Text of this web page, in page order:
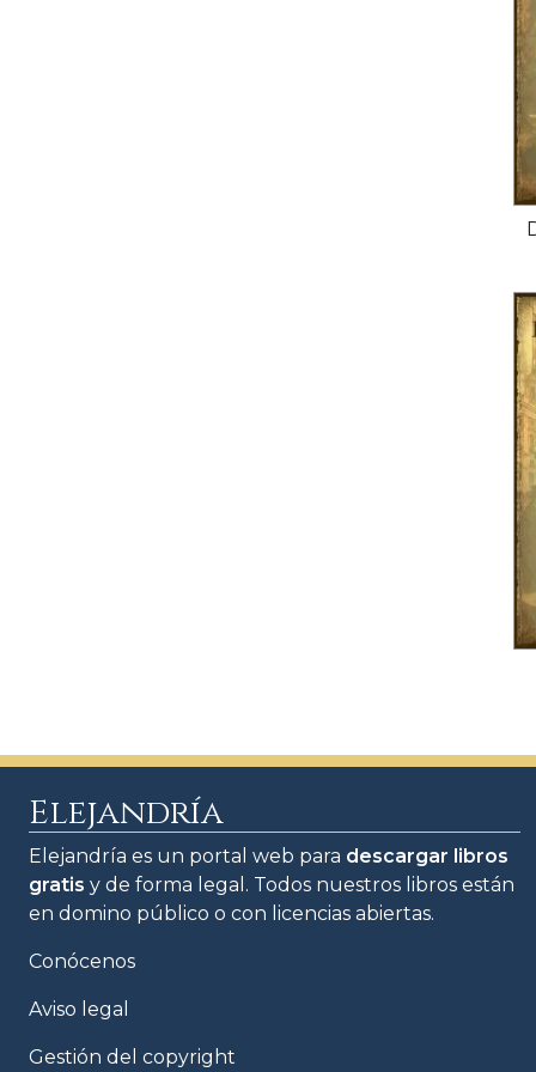
Elejandría
Elejandría es un portal web para descargar libros
gratis y de forma legal. Todos nuestros libros están
en domino público o con licencias abiertas.
Conócenos
Aviso legal
Gestión del copyright